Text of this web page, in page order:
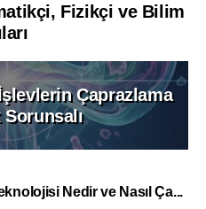
Fizikçi ve Bilim
Çaprazlama
Sorunsalı
Nedir ve Nasıl Ça...